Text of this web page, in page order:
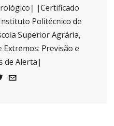
|Certificado
Politécnico de
Superior Agrária,
Previsão e
de Alerta|